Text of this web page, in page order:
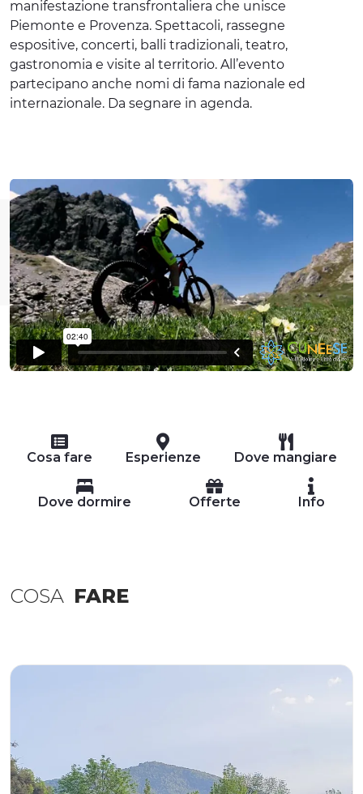
manifestazione transfrontaliera che unisce
Piemonte e Provenza. Spettacoli, rassegne
espositive, concerti, balli tradizionali, teatro,
gastronomia e visite al territorio. All’evento
partecipano anche nomi di fama nazionale ed
internazionale. Da segnare in agenda.
Cosa fare Esperienze Dove mangiare
Dove dormire Offerte Info
COSA FARE